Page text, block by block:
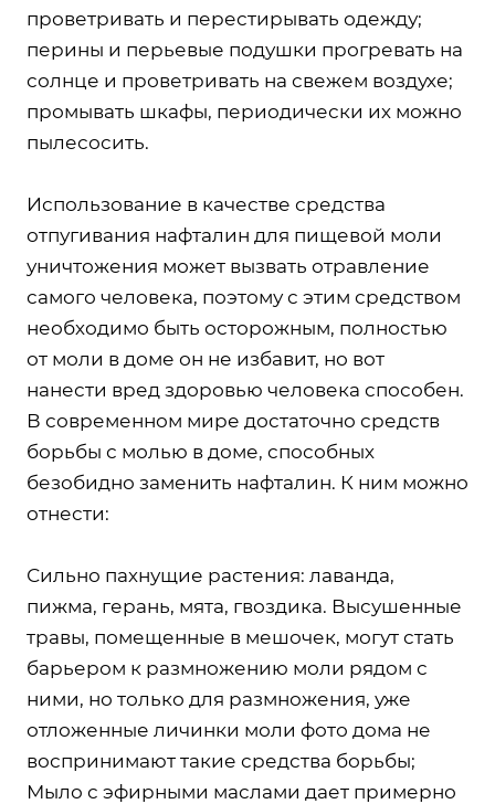
проветривать и перестирывать одежду;
перины и перьевые подушки прогревать на
солнце и проветривать на свежем воздухе;
промывать шкафы, периодически их можно
пылесосить.
Использование в качестве средства
отпугивания нафталин для пищевой моли
уничтожения может вызвать отравление
самого человека, поэтому с этим средством
необходимо быть осторожным, полностью
от моли в доме он не избавит, но вот
нанести вред здоровью человека способен.
В современном мире достаточно средств
борьбы с молью в доме, способных
безобидно заменить нафталин. К ним можно
отнести:
Сильно пахнущие растения: лаванда,
пижма, герань, мята, гвоздика. Высушенные
травы, помещенные в мешочек, могут стать
барьером к размножению моли рядом с
ними, но только для размножения, уже
отложенные личинки моли фото дома не
воспринимают такие средства борьбы;
Мыло с эфирными маслами дает примерно